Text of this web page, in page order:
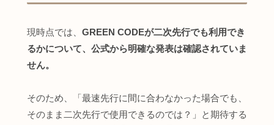
現時点では、 GREEN CODEが二次先行でも利用でき
るかについて、公式から明確な発表は確認されていま
せん。
そのため、「最速先行に間に合わなかった場合でも、
そのまま二次先行で使用できるのでは？」と期待する